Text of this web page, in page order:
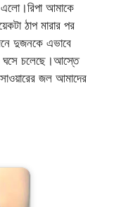
আমাকে
ঠাপ মারার পর
দুজনকে এভাবে
ঘসে চলেছে।আস্তে
জল আমাদের